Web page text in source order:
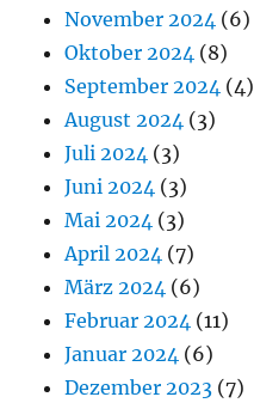
November 2024 (6)
Oktober 2024 (8)
September 2024 (4)
August 2024 (3)
Juli 2024 (3)
Juni 2024 (3)
Mai 2024 (3)
April 2024 (7)
März 2024 (6)
Februar 2024 (11)
Januar 2024 (6)
Dezember 2023 (7)